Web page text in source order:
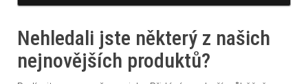
Nehledali jste některý z našich
nejnovějších produktů?